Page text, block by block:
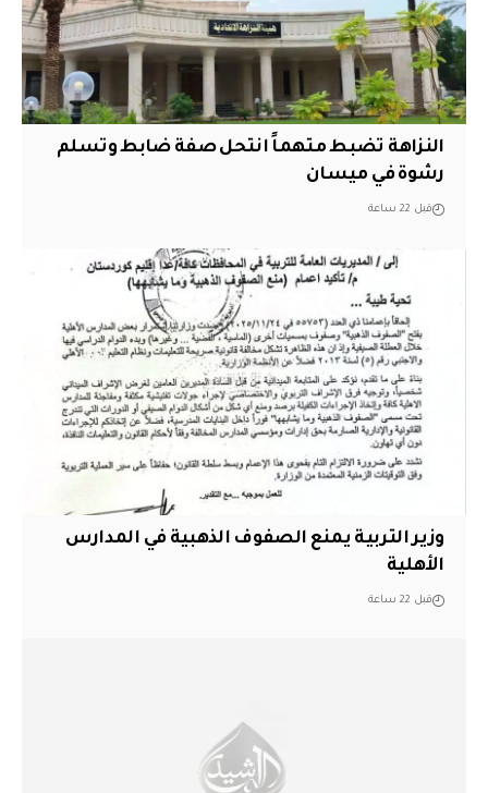
النزاهة تضبط متهماً انتحل صفة ضابط وتسلم
رشوة في ميسان
قبل 22 ساعة
وزير التربية يمنع الصفوف الذهبية في المدارس
الأهلية
قبل 22 ساعة